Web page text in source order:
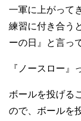
一軍に上がって
練習に付き合う
ーの日』と言っ
『ノースロー』
ボールを投げる
ので、ボールを